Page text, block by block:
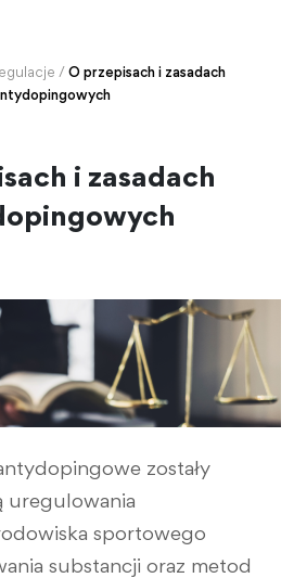
/ O przepisach i zasadach
i zasadach
zostały
uregulowania
sportowego
substancji oraz metod